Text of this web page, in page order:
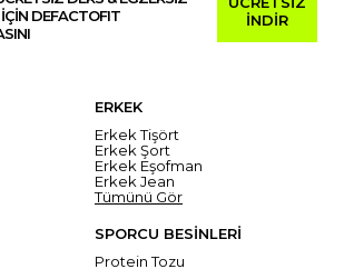
DEFACTOFIT
İNDİR
ERKEK
Erkek Tişört
Erkek Şort
Erkek Eşofman
Erkek Jean
Tümünü Gör
SPORCU BESİNLERİ
Protein Tozu